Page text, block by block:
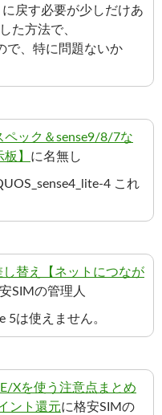
戻す必要が少しだけあ
た方法で、
で、特に問題ないか
ペック＆sense9/8/7な
】 に名無し
4 これ
替え【ネットにつなが
SIMの管理人
5は使えません。
Xを使う注意点まとめ
ント還元に格安SIMの